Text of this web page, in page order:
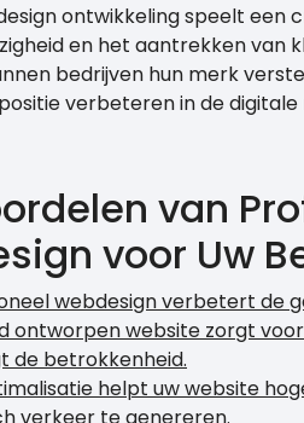
ontwikkeling speelt een
en het aantrekken van
bedrijven hun merk
verbeteren in de digitale
van
voor Uw
webdesign verbetert de
ontworpen website zorgt
de betrokkenheid.
helpt uw website